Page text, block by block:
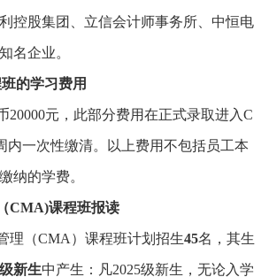
控股集团、立信会计师事务所、中恒电
名企业。
的学习费用
20000元，此部分费用在正式录取进入C
内一次性缴清。以上费用不包括员工本
纳的学费。
CMA)课程班报读
理（CMA）课程班计划招生45名，其生
新生中产生：凡2025级新生，无论入学